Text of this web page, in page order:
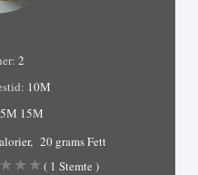
2
10М
15М
20 grams Fett
( 1 Stemte )